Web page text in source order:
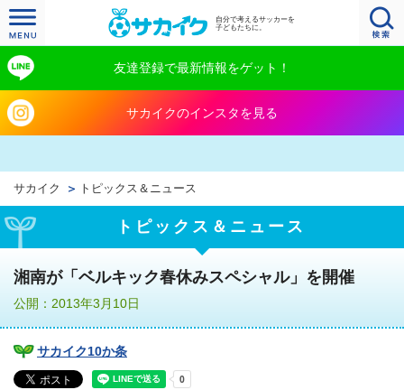
自分で考えるサッカーを
子どもたちに。
友達登録で最新情報をゲット！
サカイクのインスタを見る
サカイク トピックス＆ニュース
トピックス＆ニュース
湘南が「ベルキック春休みスペシャル」を開催
公開：2013年3月10日
サカイク10か条